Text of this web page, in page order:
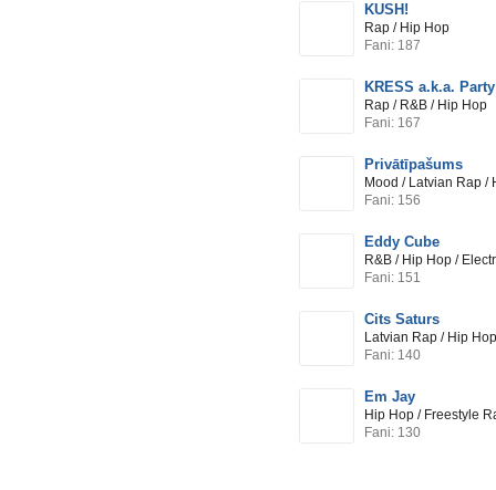
KUSH!
Rap / Hip Hop
Fani: 187
KRESS a.k.a.
Rap / R&B / Hip Hop
Fani: 167
Privātīpašums
Mood / Latvian Rap /
Fani: 156
Eddy Cube
R&B / Hip Hop /
Fani: 151
Cits Saturs
Latvian Rap / Hip
Fani: 140
Em Jay
Hip Hop / Freestyle
Fani: 130